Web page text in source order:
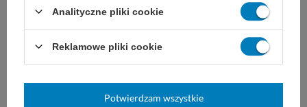
MATODRAPE - serweta z
otworem 8 cm i
przylepcem, STERYLNA -
Analityczne pliki cookie
Reklamowe pliki cookie
Potwierdzam wszystkie